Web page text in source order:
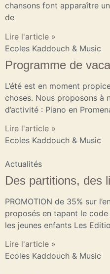
chansons font apparaître
de
Lire l'article »
Ecoles Kaddouch & Music
Programme de
L’été est en moment
choses. Nous proposons à
d’activité : Piano en
Lire l'article »
Ecoles Kaddouch & Music
Actualités
Des partitions, des
PROMOTION de 35% sur
proposés en tapant le
les jeunes enfants Les
Lire l'article »
Ecoles Kaddouch & Music